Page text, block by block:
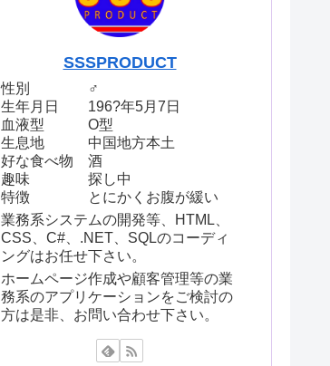
SSSPRODUCT
性別 ♂
生年月日 196?年5月7日
血液型 O型
生息地 中国地方本土
好な食べ物 酒
趣味 探し中
特徴 とにかくお腹が緩い
業務系システムの開発等、HTML、
CSS、C#、.NET、SQLのコーディ
ングはお任せ下さい。
ホームページ作成や顧客管理等の業
務系のアプリケーションをご検討の
方は是非、お問い合わせ下さい。